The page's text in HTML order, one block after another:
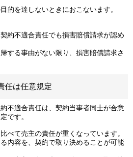
的を達しないときにおこないます。
約不適合責任でも損害賠償請求が認め
する事由がない限り、損害賠償請求さ
任は任意規定
不適合責任は、契約当事者同士が合意
です。
べて売主の責任が重くなっています。
内容を、契約で取り決めることが可能